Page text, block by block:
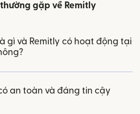
gặp về Remitly
gì và Remitly có hoạt động tại
an toàn và đáng tin cậy